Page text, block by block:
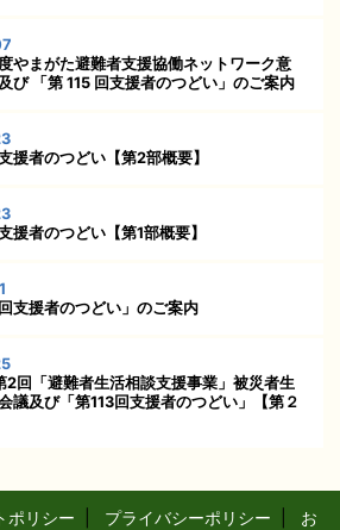
やまがた避難者支援協働ネットワーク意
び 「第 115 回支援者のつどい」のご案内
援者のつどい【第2部概要】
援者のつどい【第1部概要】
支援者のつどい」のご案内
2回「避難者生活相談支援事業」被災者生
議及び「第113回支援者のつどい」【第２
ポリシー プライバシーポリシー お